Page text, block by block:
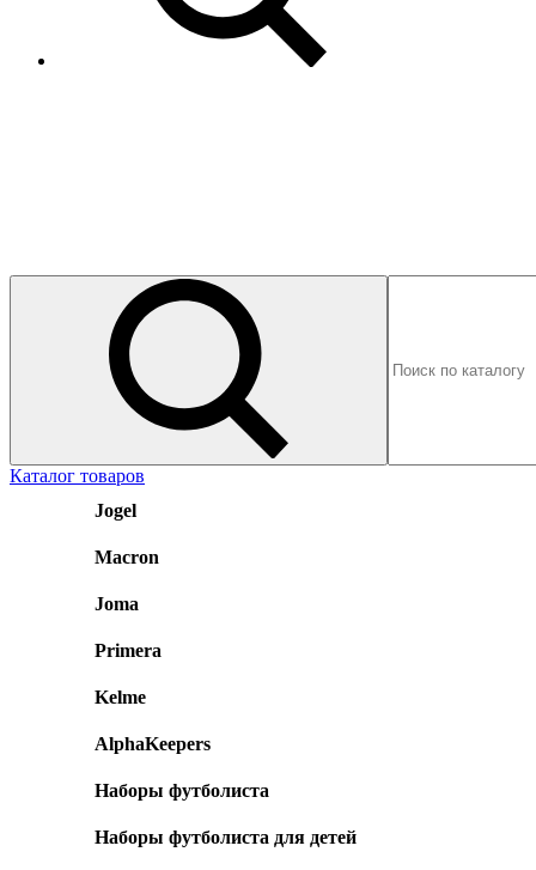
Каталог товаров
Jogel
Macron
Joma
Primera
Kelme
AlphaKeepers
Наборы футболиста
Наборы футболиста для детей